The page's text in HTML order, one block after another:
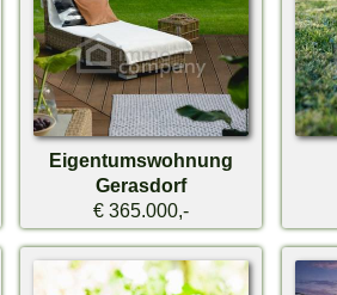
Eigentumswohnung
Gerasdorf
€ 365.000,-